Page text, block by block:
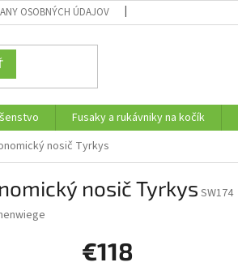
OSOBNÝCH ÚDAJOV
Fusaky a rukávniky na kočík
nosič Tyrkys
nosič TyrkysSW174
€118